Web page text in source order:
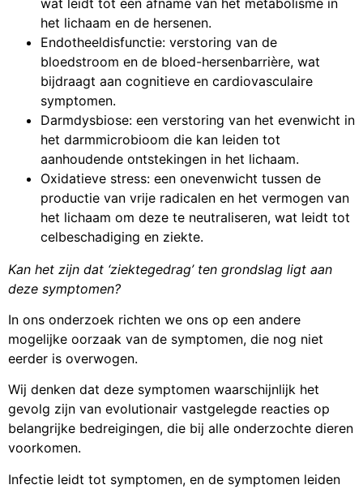
het lichaam en de hersenen.
Endotheeldisfunctie: verstoring van de
bloedstroom en de bloed-hersenbarrière, wat
bijdraagt aan cognitieve en cardiovasculaire
symptomen.
Darmdysbiose: een verstoring van het evenwicht in
het darmmicrobioom die kan leiden tot
aanhoudende ontstekingen in het lichaam.
Oxidatieve stress: een onevenwicht tussen de
productie van vrije radicalen en het vermogen van
het lichaam om deze te neutraliseren, wat leidt tot
celbeschadiging en ziekte.
Kan het zijn dat ‘ziektegedrag’ ten grondslag ligt aan
deze symptomen?
In ons onderzoek richten we ons op een andere
mogelijke oorzaak van de symptomen, die nog niet
eerder is overwogen.
Wij denken dat deze symptomen waarschijnlijk het
gevolg zijn van evolutionair vastgelegde reacties op
belangrijke bedreigingen, die bij alle onderzochte dieren
voorkomen.
Infectie leidt tot symptomen, en de symptomen leiden